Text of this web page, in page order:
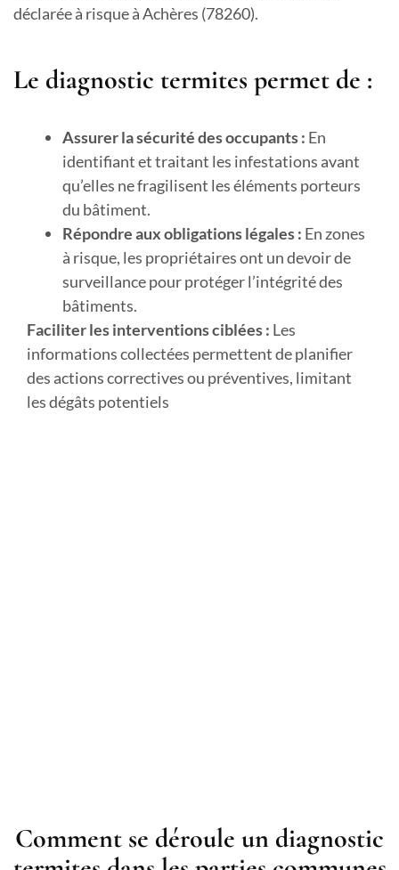
déclarée à risqueà Achères (78260).
Le diagnostic termites permet de :
Assurer la sécurité des occupants : En
identifiant et traitant les infestations avant
qu’elles ne fragilisent les éléments porteurs
du bâtiment.
Répondre aux obligations légales : En zones
à risque, les propriétaires ont un devoir de
surveillance pour protéger l’intégrité des
bâtiments.
Faciliter les interventions ciblées : Les
informations collectées permettent de planifier
des actions correctives ou préventives, limitant
les dégâts potentiels
Comment se déroule un diagnostic